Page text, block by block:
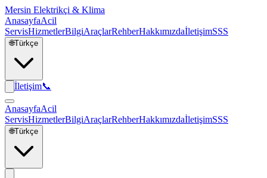
Mersin Elektrikçi & Klima
AnasayfaAcil
ServisHizmetlerBilgiAraçlarRehberHakkımızdaİletişimSSS
🌐Türkçe
İletişim📞
AnasayfaAcil
ServisHizmetlerBilgiAraçlarRehberHakkımızdaİletişimSSS
🌐Türkçe